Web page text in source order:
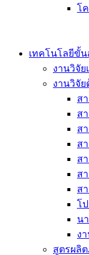
โ
เทคโนโลยีขั้น
งานวิจัย
งานวิจัย
ส
ส
ส
ส
ส
ส
ส
โ
น
ง
สูตรผลิ